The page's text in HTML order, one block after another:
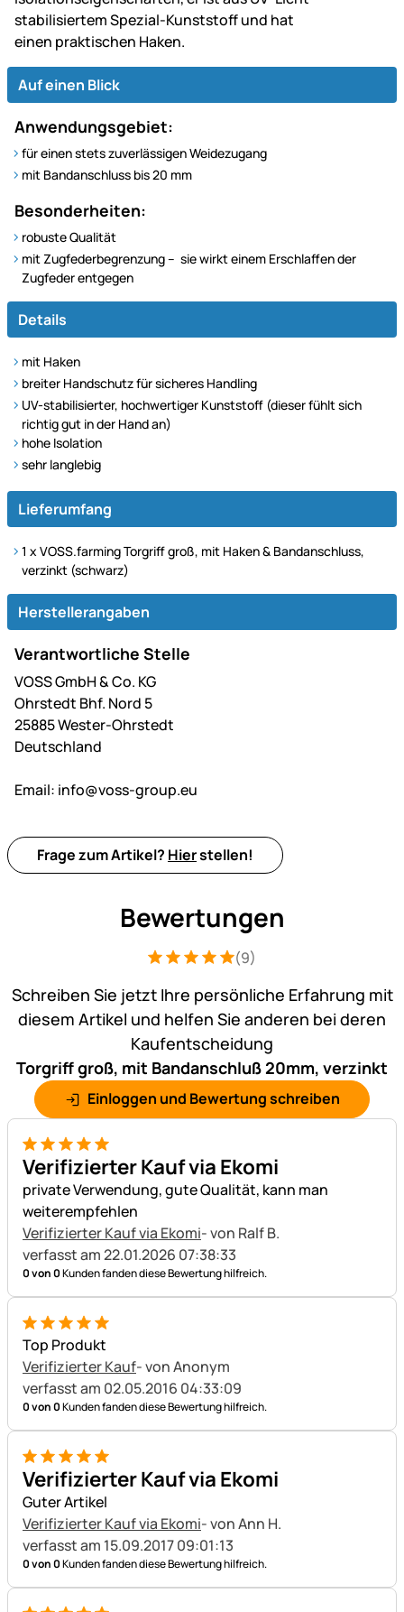
stabilisiertem Spezial-Kunststoff und hat
einen praktischen Haken.
Auf einen Blick
Anwendungsgebiet:
für einen stets zuverlässigen Weidezugang
mit Bandanschluss bis 20 mm
Besonderheiten:
robuste Qualität
mit Zugfederbegrenzung – sie wirkt einem Erschlaffen der
Zugfeder entgegen
Details
mit Haken
breiter Handschutz für sicheres Handling
UV-stabilisierter, hochwertiger Kunststoff (dieser fühlt sich
richtig gut in der Hand an)
hohe Isolation
sehr langlebig
Lieferumfang
1 x VOSS.farming Torgriff groß, mit Haken & Bandanschluss,
verzinkt (schwarz)
Herstellerangaben
Verantwortliche Stelle
VOSS GmbH & Co. KG
Ohrstedt Bhf. Nord 5
25885 Wester-Ohrstedt
Deutschland
Email: info@voss-group.eu
Frage zum Artikel? Hierstellen!
Bewertungen
Bewertung: 5 von 5 (9 Bewertungen)
9 Bewertungen
(9)
Schreiben Sie jetzt Ihre persönliche Erfahrung mit
diesem Artikel und helfen Sie anderen bei deren
Kaufentscheidung
Torgriff groß, mit Bandanschluß 20mm, verzinkt
Einloggen und Bewertung schreiben
5 von 5
Verifizierter Kauf via Ekomi
private Verwendung, gute Qualität, kann man
weiterempfehlen
Verifizierter Kauf via Ekomi- von Ralf B.
verfasst am 22.01.2026 07:38:33
0 von 0Kunden fanden diese Bewertung hilfreich.
5 von 5
Top Produkt
Verifizierter Kauf- von Anonym
verfasst am 02.05.2016 04:33:09
0 von 0Kunden fanden diese Bewertung hilfreich.
5 von 5
Verifizierter Kauf via Ekomi
Guter Artikel
Verifizierter Kauf via Ekomi- von Ann H.
verfasst am 15.09.2017 09:01:13
0 von 0Kunden fanden diese Bewertung hilfreich.